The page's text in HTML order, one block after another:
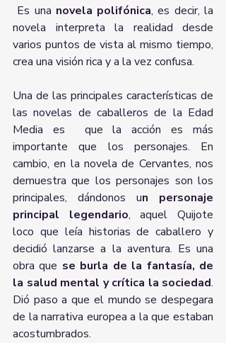
Es una novela polifónica, es decir, la
novela interpreta la realidad desde
varios puntos de vista al mismo tiempo,
crea una visión rica y a la vez confusa.
Una de las principales características de
las novelas de caballeros de la Edad
Media es  que la acción es más
importante que los personajes. En
cambio, en la novela de Cervantes, nos
demuestra que los personajes son los
principales, dándonos un personaje
principal legendario, aquel Quijote
loco que leía historias de caballero y
decidió lanzarse a la aventura. Es una
obra que se burla de la fantasía, de
la salud mental y crítica la sociedad.
Dió paso a que el mundo se despegara
de la narrativa europea a la que estaban
acostumbrados.